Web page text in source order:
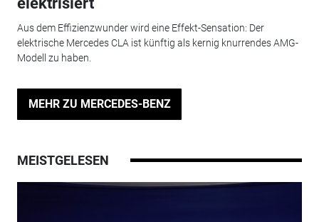
Aus dem Effizienzwunder wird eine Effekt-Sensation: Der
elektrische Mercedes CLA ist künftig als kernig knurrendes AMG-
Modell zu haben.
MEHR ZU MERCEDES-BENZ
MEISTGELESEN